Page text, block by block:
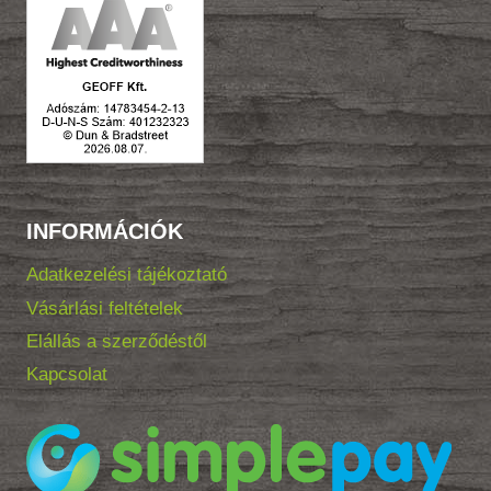
INFORMÁCIÓK
Adatkezelési tájékoztató
Vásárlási feltételek
Elállás a szerződéstől
Kapcsolat